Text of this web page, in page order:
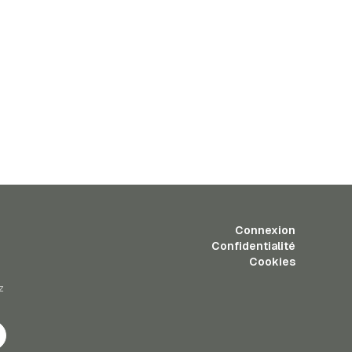
Connexion
Confidentialité
Cookies